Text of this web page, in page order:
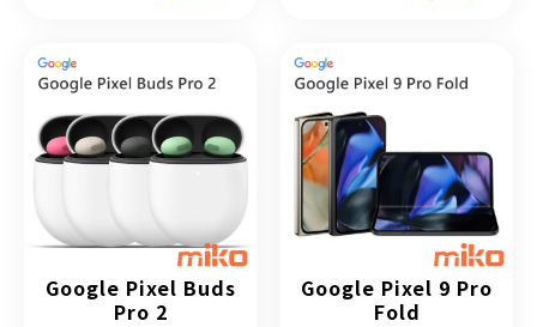
Google Pixel Buds
Pro 2
Google Pixel 9 Pro
Fold